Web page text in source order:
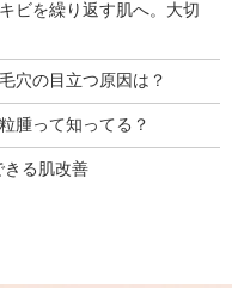
ビを繰り返す肌へ。大切
穴の目立つ原因は？
腫って知ってる？
る肌改善